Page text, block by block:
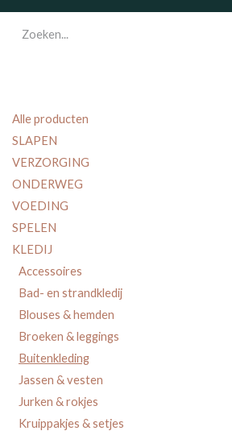
Alle producten
SLAPEN
VERZORGING
ONDERWEG
VOEDING
SPELEN
KLEDIJ
Accessoires
Bad- en strandkledij
Blouses & hemden
Broeken & leggings
Buitenkleding
Jassen & vesten
Jurken & rokjes
Kruippakjes & setjes